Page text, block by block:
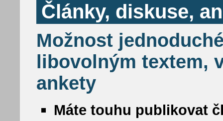
Články, diskuse,
Možnost
libovolným textem,
ankety
Máte touhu publikovat